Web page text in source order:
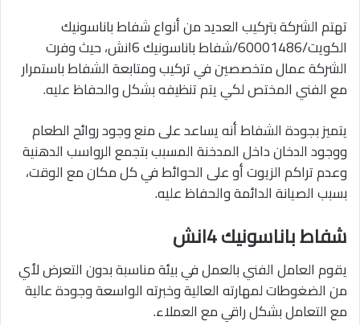
تهتم الشركة بتركيب العديد من أنواع شفاط باناسونيك
الكويت/60001486/شفاط باناسونيك 6انش، حيث وفرت
الشركة عمال متخصصين في تركيب ومتابعة الشفاط باستمرار
مع الفني المختص لكي يتم تنظيفه بشكل والحفاظ عليه.
يتميز بجودة الشفاط أنه يساعد على منع وجود روائح الطعام
ووجود الدخان داخل المدخنة المسبب بتجمع الرواسب الدهنية
وعدم تراكم الزيوت أو على الحوائط في كل مكان مع الوقت،
بسبب الصيانة الدائمة والحفاظ عليه.
شفاط باناسونيك 4انش
يقوم العامل الفني بالعمل في بيئة مناسبة بدون التعرض لأي
من الضغوطات لمهارته العالية وخبرته الواسعة وجودة عالية
مع التعامل بشكل راقي مع العملاء.